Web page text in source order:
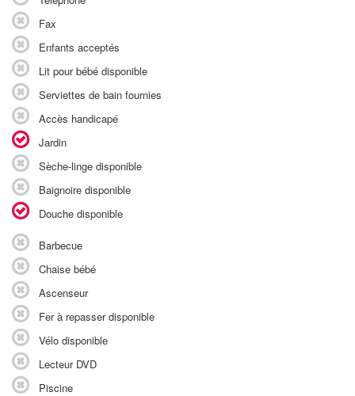
Fax
Enfants acceptés
Lit pour bébé disponible
Serviettes de bain fournies
Accès handicapé
Jardin
Sèche-linge disponible
Baignoire disponible
Douche disponible
Barbecue
Chaise bébé
Ascenseur
Fer à repasser disponible
Vélo disponible
Lecteur DVD
Piscine